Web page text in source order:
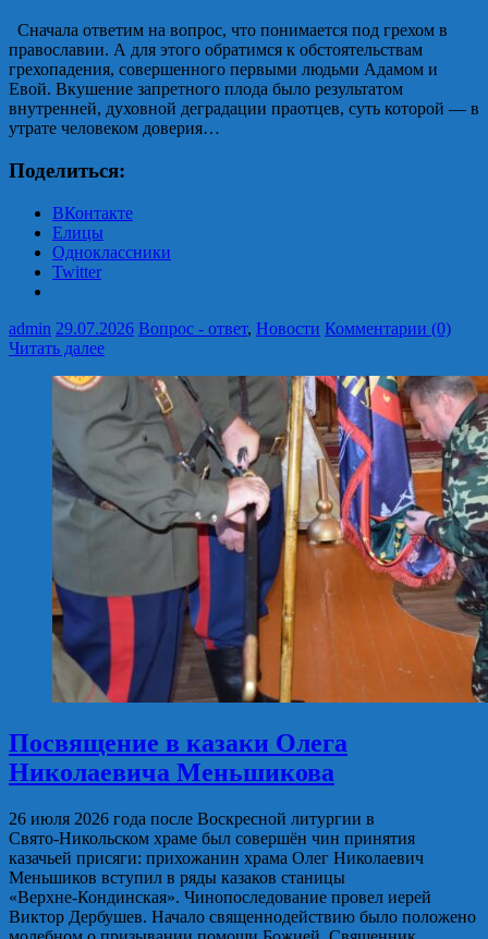
Сначала ответим на вопрос, что понимается под грехом в
православии. А для этого обратимся к обстоятельствам
грехопадения, совершенного первыми людьми Адамом и
Евой. Вкушение запретного плода было результатом
внутренней, духовной деградации праотцев, суть которой — в
утрате человеком доверия…
Поделиться:
ВКонтакте
Елицы
Одноклассники
Twitter
admin 29.07.2026 Вопрос - ответ, Новости Комментарии (0)
Читать далее
Посвящение в казаки Олега
Николаевича Меньшикова
26 июля 2026 года после Воскресной литургии в
Свято‑Никольском храме был совершён чин принятия
казачьей присяги: прихожанин храма Олег Николаевич
Меньшиков вступил в ряды казаков станицы
«Верхне‑Кондинская». Чинопоследование провел иерей
Виктор Дербушев. Начало священнодействию было положено